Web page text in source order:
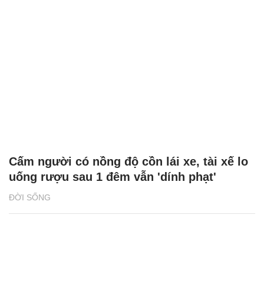
ĐỜI SỐNG
Cấm người có nồng độ cồn lái xe, tài xế lo
uống rượu sau 1 đêm vẫn 'dính phạt'